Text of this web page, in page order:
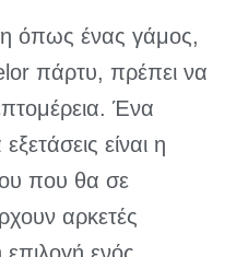
όπως ένας γάμος,
πάρτυ, πρέπει να
Ένα
είναι η
που θα σε
αρκετές